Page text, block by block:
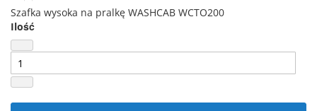
Szafka wysoka na pralkę WASHCAB WCTO200
Ilość